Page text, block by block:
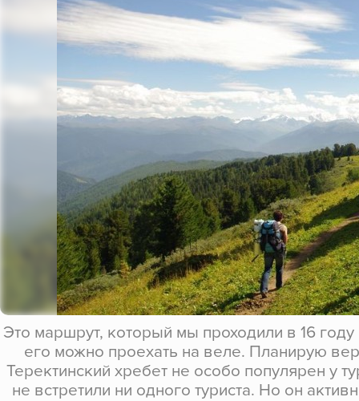
Это маршрут, который мы проходили в 16
его можно проехать на веле. Планирую
Теректинский хребет не особо популярен у
не встретили ни одного туриста. Но он